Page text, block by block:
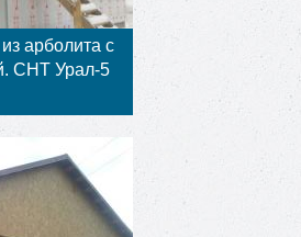
арболита с
СНТ Урал-5